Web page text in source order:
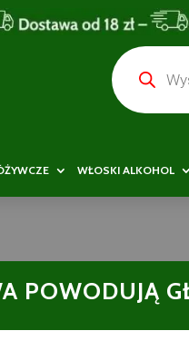
Wyszukiwarka
produktów
WŁOSKI ALKOHOL
POWODUJĄ